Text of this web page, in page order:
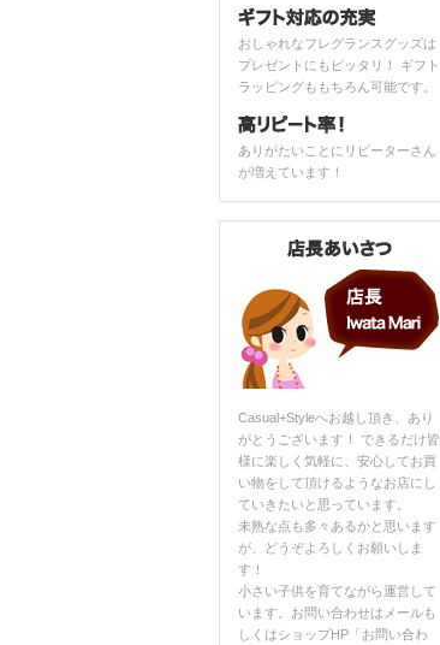
おしゃれなフレグランスグッズは
プレゼントにもピッタリ！ ギフト
ラッピングももちろん可能です。
ありがたいことにリピーターさん
が増えています！
Casual+Styleへお越し頂き、あり
がとうございます！ できるだけ皆
様に楽しく気軽に、安心してお買
い物をして頂けるようなお店にし
ていきたいと思っています。
未熟な点も多々あるかと思います
が、どうぞよろしくお願いしま
す！
小さい子供を育てながら運営して
います。お問い合わせはメールも
しくはショップHP「お問い合わ